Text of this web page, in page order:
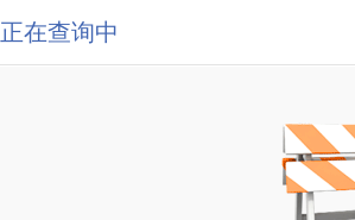
正在查询中